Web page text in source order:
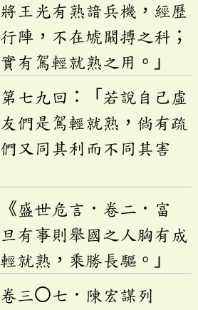
王光有熟諳兵機，經歷
陣，不在虓闞搏之科；
有駕輕就熟之用。」
七九回：「若說自己虛
們是駕輕就熟，倘有疏
又同其利而不同其害
盛世危言．卷二．富
有事則舉國之人胸有成
就熟，乘勝長驅。」
三〇七．陳宏謀列